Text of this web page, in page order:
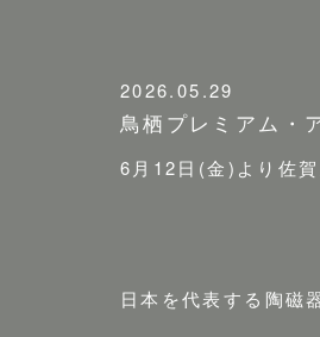
2026.05.29
鳥栖プレミアム・
6月12日(金)より佐
日本を代表する陶磁